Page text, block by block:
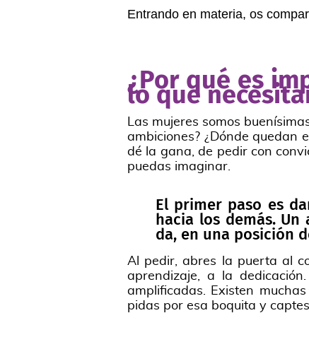
Entrando en materia, os
¿Por qué es
lo que
Las mujeres somos
ambiciones? ¿Dónde quedan
dé la gana, de pedir con
puedas imaginar.
El primer paso es
hacia los demás.
da, en una posición
Al pedir, abres la puerta al
aprendizaje, a la
amplificadas. Existen
pidas por esa boquita y